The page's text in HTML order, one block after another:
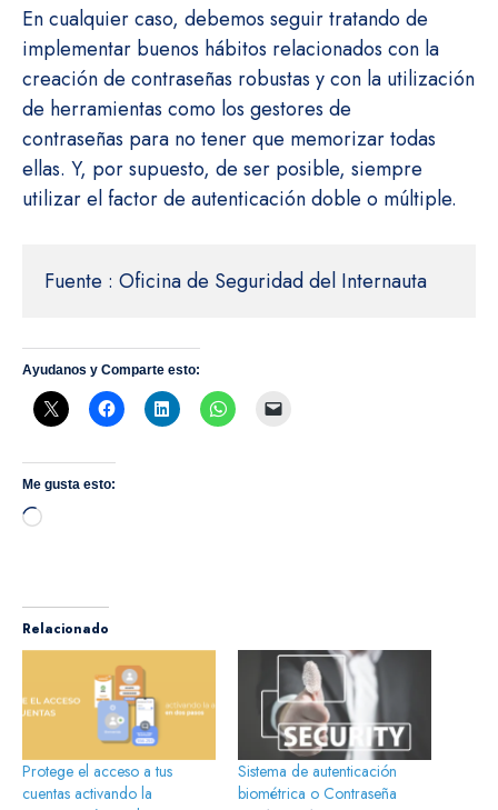
En cualquier caso, debemos seguir tratando de
implementar buenos hábitos relacionados con la
creación de contraseñas robustas y con la utilización
de herramientas como los gestores de
contraseñas para no tener que memorizar todas
ellas. Y, por supuesto, de ser posible, siempre
utilizar el factor de autenticación doble o múltiple.
Fuente : Oficina de Seguridad del Internauta
Ayudanos y Comparte esto:
Me gusta esto:
Cargando...
Relacionado
Protege el acceso a tus
cuentas activando la
Sistema de autenticación
biométrica o Contraseña